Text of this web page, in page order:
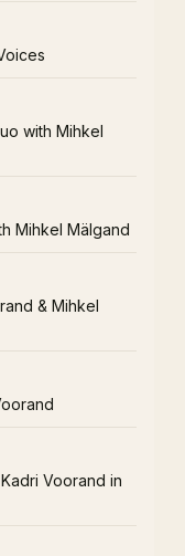
with Mihkel
Mihkel Mälgand
& Mihkel
Voorand in